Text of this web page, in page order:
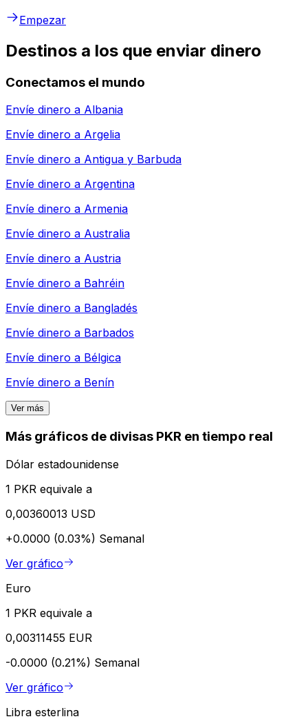
Empezar
Destinos a los que enviar dinero
Conectamos el mundo
Envíe dinero a Albania
Envíe dinero a Argelia
Envíe dinero a Antigua y Barbuda
Envíe dinero a Argentina
Envíe dinero a Armenia
Envíe dinero a Australia
Envíe dinero a Austria
Envíe dinero a Bahréin
Envíe dinero a Bangladés
Envíe dinero a Barbados
Envíe dinero a Bélgica
Envíe dinero a Benín
Ver más
Más gráficos de divisas PKR en tiempo real
Dólar estadounidense
1 PKR equivale a
0,00360013 USD
+0.0000 (0.03%) Semanal
Ver gráfico
Euro
1 PKR equivale a
0,00311455 EUR
-0.0000 (0.21%) Semanal
Ver gráfico
Libra esterlina